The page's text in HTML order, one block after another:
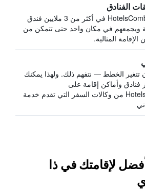
الفنادق
يبحث HotelsCombined في أكثر من 3 ملايين فندق
ويجمعهم في مكان واحد حتى تتمكن من
المثالية.
تتغير الخطط — نتفهم ذلك. ولهذا يمكنك
وأماكن إقامة على
HotelsCombined من وكالات السفر التي تقدم خدمة
لإقامتك في ذا